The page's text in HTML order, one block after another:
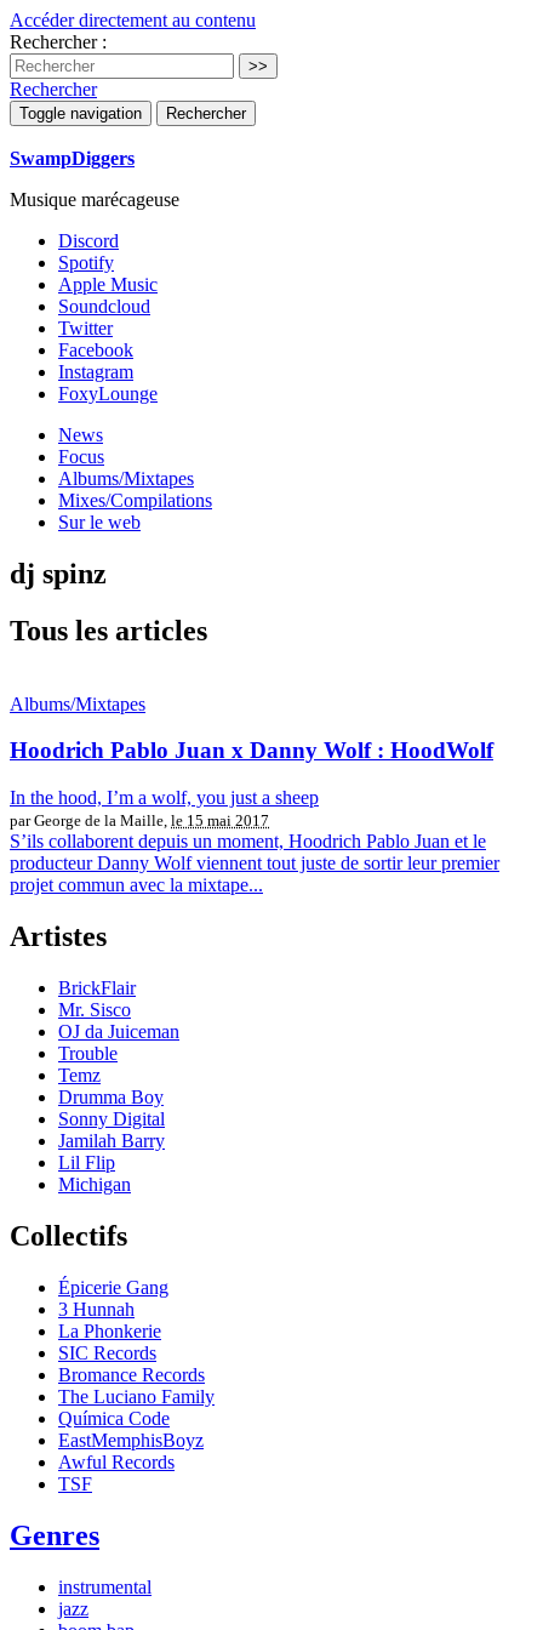
Accéder directement au contenu
Rechercher :
Rechercher
Toggle navigation Rechercher
SwampDiggers
Musique marécageuse
Discord
Spotify
Apple Music
Soundcloud
Twitter
Facebook
Instagram
FoxyLounge
News
Focus
Albums/Mixtapes
Mixes/Compilations
Sur le web
dj spinz
Tous les articles
Albums/Mixtapes
Hoodrich Pablo Juan x Danny Wolf : HoodWolf
In the hood, I’m a wolf, you just a sheep
par George de la Maille, le 15 mai 2017
S’ils collaborent depuis un moment, Hoodrich Pablo Juan et le
producteur Danny Wolf viennent tout juste de sortir leur premier
projet commun avec la mixtape...
Artistes
BrickFlair
Mr. Sisco
OJ da Juiceman
Trouble
Temz
Drumma Boy
Sonny Digital
Jamilah Barry
Lil Flip
Michigan
Collectifs
Épicerie Gang
3 Hunnah
La Phonkerie
SIC Records
Bromance Records
The Luciano Family
Química Code
EastMemphisBoyz
Awful Records
TSF
Genres
instrumental
jazz